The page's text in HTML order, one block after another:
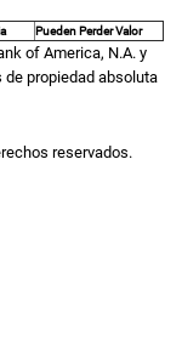
Pueden Perder Valor
of America, N.A.y
de propiedad absoluta
reservados.